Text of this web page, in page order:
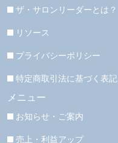
ザ・サロンリーダーとは？
リソース
プライバシーポリシー
特定商取引法に基づく表記
メニュー
お知らせ・ご案内
売上・利益アップ